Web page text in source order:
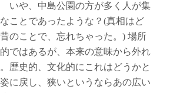
いや、中島公園の方が多く人が集
ことであったような？(真相はど
のことで、忘れちゃった。) 場所
ではあるが、本来の意味から外れ
歴史的、文化的にこれはどうかと
に戻し、狭いというならあの広い